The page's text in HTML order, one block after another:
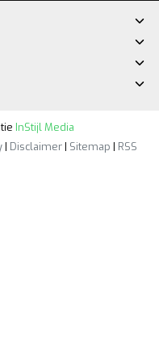
InStijl Media
| Disclaimer| Sitemap | RSS